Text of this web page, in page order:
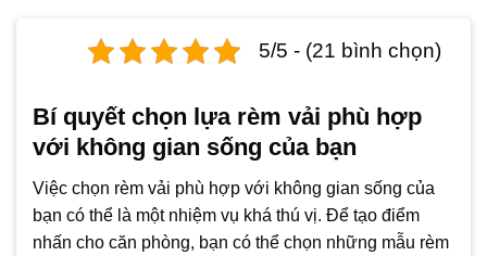
5/5 - (21 bình chọn)
Bí quyết chọn lựa rèm vải phù hợp
với không gian sống của bạn
Việc chọn rèm vải phù hợp với không gian sống của
bạn có thể là một nhiệm vụ khá thú vị. Để tạo điểm
nhấn cho căn phòng, bạn có thể chọn những mẫu rèm